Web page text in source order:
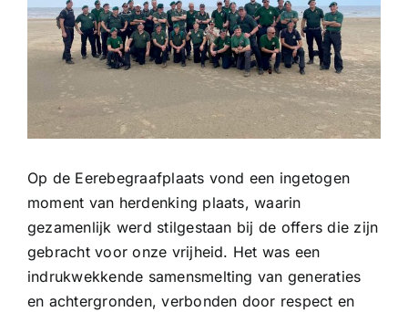
Op de Eerebegraafplaats vond een ingetogen
moment van herdenking plaats, waarin
gezamenlijk werd stilgestaan bij de offers die zijn
gebracht voor onze vrijheid. Het was een
indrukwekkende samensmelting van generaties
en achtergronden, verbonden door respect en